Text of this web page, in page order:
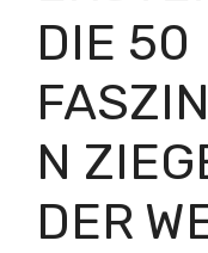
DIE 50
N
DER